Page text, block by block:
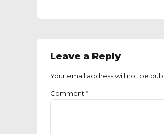
Leave a Reply
Your email address will not be
Comment *